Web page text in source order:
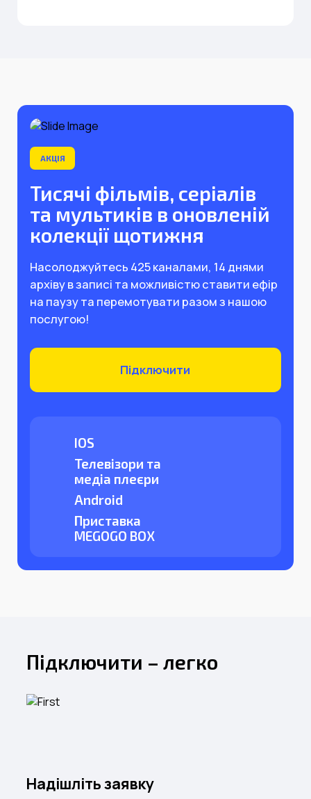
АКЦІЯ
Тисячі фільмів, серіалів
та мультиків в оновленій
колекції щотижня
Насолоджуйтесь 425 каналами, 14 днями
архіву в записі та можливістю ставити ефір
на паузу та перемотувати разом з нашою
послугою!
Підключити
IOS
Android
Приставка
MEGOGO BOX
Телевізори та
медіа плеєри
Підключити – легко
Надішліть заявку